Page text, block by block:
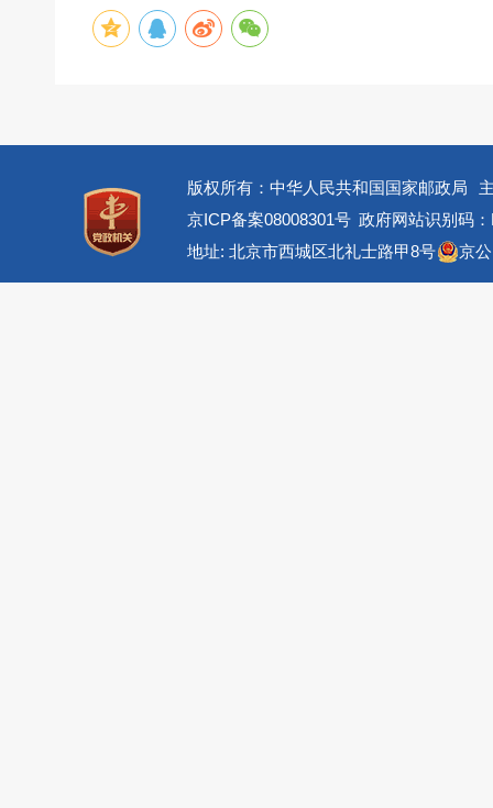
版权所有：中华人民共和国国家邮政局
京ICP备案08008301号 政府网站识别码
地址: 北京市西城区北礼士路甲8号
京